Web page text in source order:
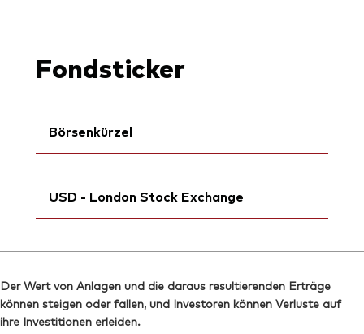
Fondsticker
Börsenkürzel
MEX ID:VRAALQ
USD - London Stock Exchange
ISIN:IE000X4K3704
Reuters:VRMD.L
Der Wert von Anlagen und die daraus resultierenden Erträge
können steigen oder fallen, und Investoren können Verluste auf
ihre Investitionen erleiden.